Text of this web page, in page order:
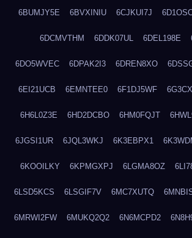
6BUMJY5E 6BVXINIU 6CJKUI7J
6DCMVTHM 6DDK07UL 6DEL198E
6DO5WVEC 6DPAK2I3 6DREN8XO
6EI21UCB 6EMNTEE0 6F1DJ5WF
6H6L0Z3E 6HD2DCBO 6HM0FQJT
6JGSI1UR 6JQL3WKJ 6K3EBPX1
6KOOILKY 6KPMGXPJ 6LGMA8OZ
6LSD5KCS 6LSGIF7V 6MC7XUTQ
6MRWI2FW 6MUKQ2Q2 6N6MCPD2